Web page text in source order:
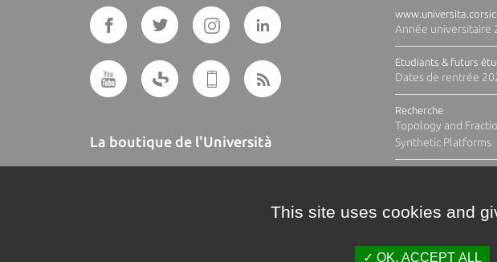
La boutique de l'Università
Année universitaire
Etudiants & futurs
Dates de rentrée
Recherche
Topology and
Synthetic Platforms
This site uses cookies and
OK, ACCEPT ALL